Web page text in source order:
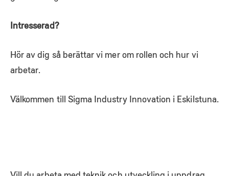
Intresserad?
Hör av dig så berättar vi mer om rollen och hur vi
arbetar.
Välkommen till Sigma Industry Innovation i Eskilstuna.